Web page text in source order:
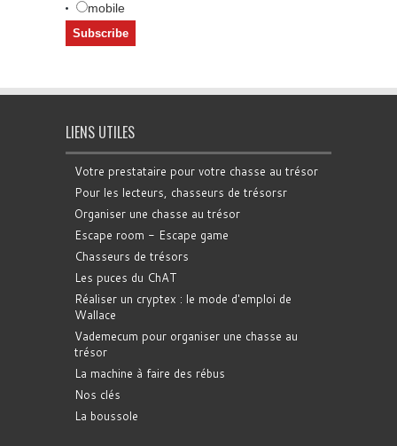
mobile
LIENS UTILES
Votre prestataire pour votre chasse au trésor
Pour les lecteurs, chasseurs de trésorsr
Organiser une chasse au trésor
Escape room - Escape game
Chasseurs de trésors
Les puces du ChAT
Réaliser un cryptex : le mode d'emploi de
Wallace
Vademecum pour organiser une chasse au
trésor
La machine à faire des rébus
Nos clés
La boussole